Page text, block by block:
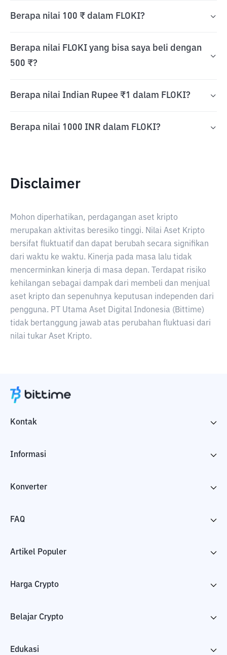
Berapa nilai 100 ₹ dalam FLOKI?
Berapa nilai FLOKI yang bisa saya beli dengan
500 ₹?
Berapa nilai Indian Rupee ₹1 dalam FLOKI?
Berapa nilai 1000 INR dalam FLOKI?
Disclaimer
Mohon diperhatikan, perdagangan aset kripto
merupakan aktivitas beresiko tinggi. Nilai Aset Kripto
bersifat fluktuatif dan dapat berubah secara signifikan
dari waktu ke waktu. Kinerja pada masa lalu tidak
mencerminkan kinerja di masa depan. Terdapat risiko
kehilangan sebagai dampak dari membeli dan menjual
aset kripto dan sepenuhnya keputusan independen dari
pengguna. PT Utama Aset Digital Indonesia (Bittime)
tidak bertanggung jawab atas perubahan fluktuasi dari
nilai tukar Aset Kripto.
Kontak
Informasi
Konverter
FAQ
Artikel Populer
Harga Crypto
Belajar Crypto
Edukasi